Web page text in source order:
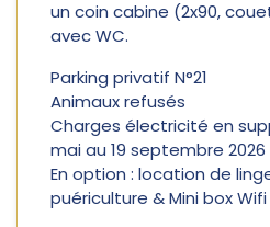
un coin cabine (2x90,
avec WC.
Parking privatif N°21
Animaux refusés
Charges électricité en
mai au 19 septembre 2026
En option : location de
puériculture & Mini box Wifi